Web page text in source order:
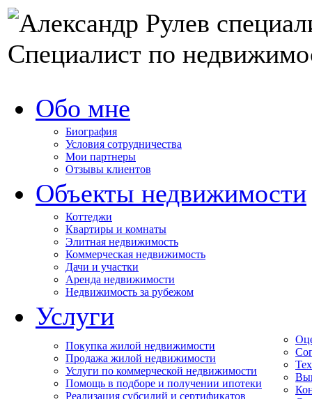
Специалист по
Обо мне
Биография
Условия сотрудничества
Мои партнеры
Отзывы клиентов
Объекты недвижимости
Коттеджи
Квартиры и комнаты
Элитная недвижимость
Коммерческая недвижимость
Дачи и участки
Аренда недвижимости
Недвижимость за рубежом
Услуги
Покупка жилой недвижимости
Продажа жилой недвижимости
Услуги по коммерческой недвижимости
Помощь в подборе и получении ипотеки
Реализация субсидий и сертификатов